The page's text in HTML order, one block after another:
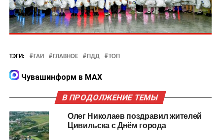
ТЭГИ: ГАИ ГЛАВНОЕ ПДД ТОП
Чувашинформ в MAX
В ПРОДОЛЖЕНИЕ ТЕМЫ
Олег Николаев поздравил жителей
Цивильска с Днём города